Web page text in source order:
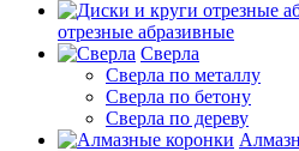
отрезные абразивные
Сверла
Сверла по металлу
Сверла по бетону
Сверла по дереву